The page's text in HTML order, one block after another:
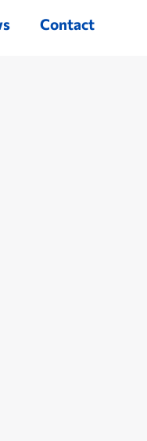
Contact